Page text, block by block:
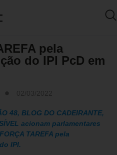
pela
do IPI PcD em
48, BLOG DO CADEIRANTE,
acionam parlamentares
TAREFA pela
IPI.